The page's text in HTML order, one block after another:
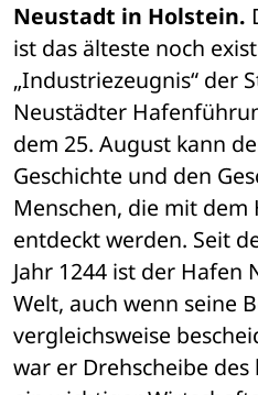
Neustadt in Holstein.
ist das älteste noch
„Industriezeugnis“ der
Neustädter
dem 25. August kann
Geschichte und den
Menschen, die mit
entdeckt werden. Seit
Jahr 1244 ist der Hafen
Welt, auch wenn seine
vergleichsweise
war er Drehscheibe